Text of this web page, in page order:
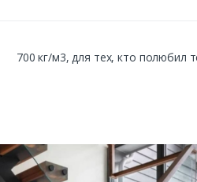
700 кг/м3, для тех, кто полюбил